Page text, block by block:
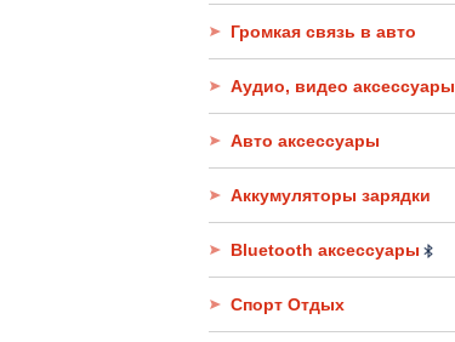
Громкая связь в авто
Аудио, видео аксессуары
Авто аксессуары
Аккумуляторы зарядки
Bluetooth аксессуары
Спорт Отдых